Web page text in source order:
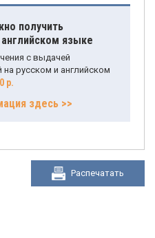
получить
языке
с выдачей
на русском и английском
р.
здесь >>
Распечатать